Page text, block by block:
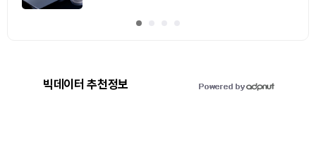
빅데이터 추천정보